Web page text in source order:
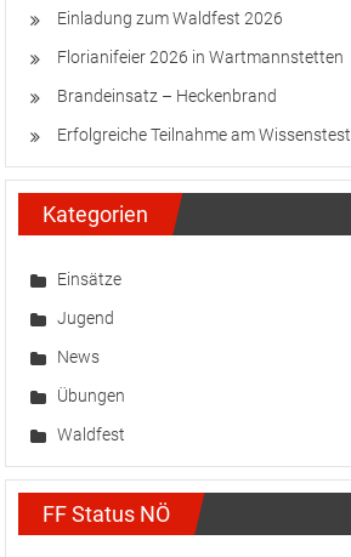
Einladung zum Waldfest 2026
Florianifeier 2026 in Wartmannstetten
Brandeinsatz – Heckenbrand
Erfolgreiche Teilnahme am
Kategorien
Einsätze
Jugend
News
Übungen
Waldfest
FF Status NÖ